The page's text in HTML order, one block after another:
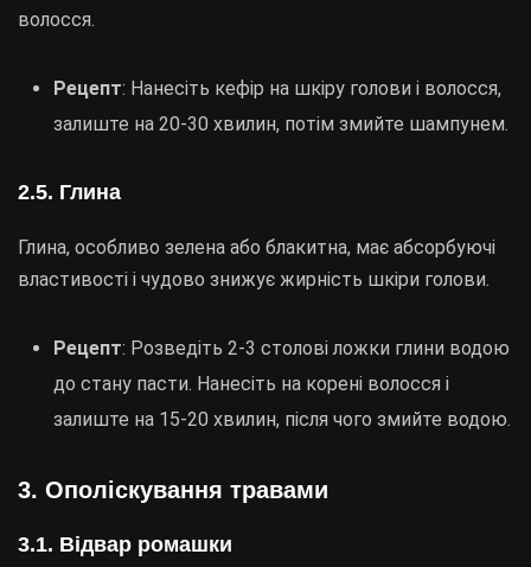
волосся.
Рецепт: Нанесіть кефір на шкіру голови і волосся,
залиште на 20-30 хвилин, потім змийте шампунем.
2.5. Глина
Глина, особливо зелена або блакитна, має абсорбуючі
властивості і чудово знижує жирність шкіри голови.
Рецепт: Розведіть 2-3 столові ложки глини водою
до стану пасти. Нанесіть на корені волосся і
залиште на 15-20 хвилин, після чого змийте водою.
3. Ополіскування травами
3.1. Відвар ромашки